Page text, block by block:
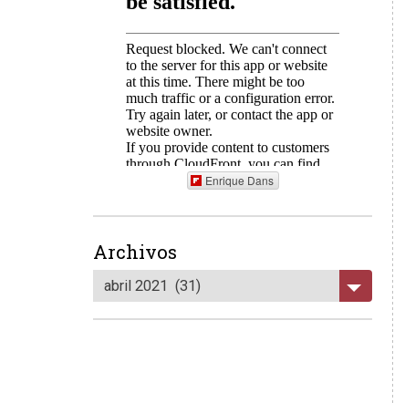
Enrique Dans
Archivos
abril 2021 (31)